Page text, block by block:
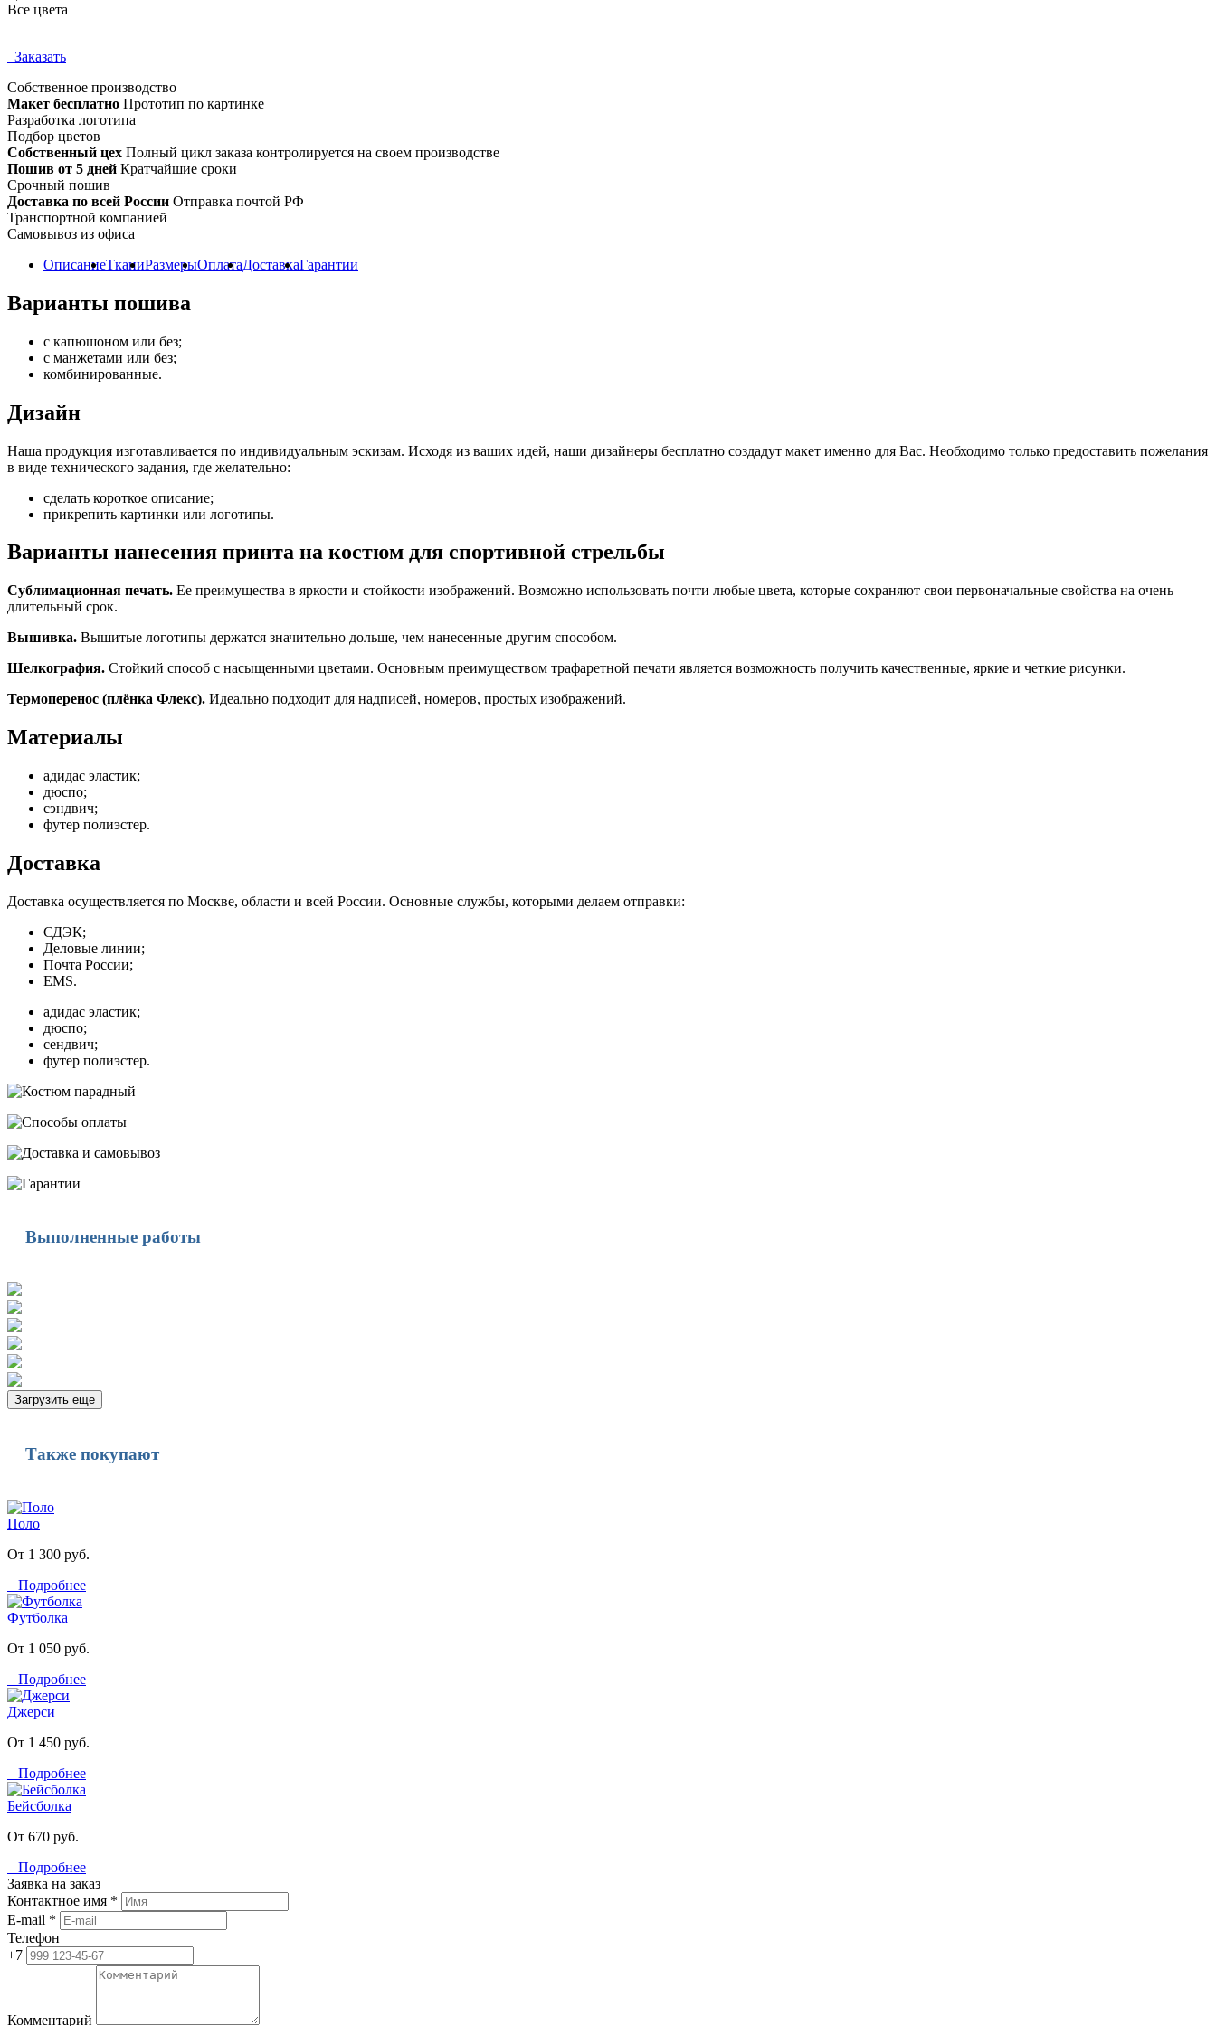
Все цвета
Заказать
Собственное производство
Макет бесплатно Прототип по картинке
Разработка логотипа
Подбор цветов
Собственный цех Полный цикл заказа контролируется на своем производстве
Пошив от 5 дней Кратчайшие сроки
Срочный пошив
Доставка по всей России Отправка почтой РФ
Транспортной компанией
Самовывоз из офиса
ОписаниеТканиРазмерыОплатаДоставкаГарантии
Варианты пошива
с капюшоном или без;
с манжетами или без;
комбинированные.
Дизайн
Наша продукция изготавливается по индивидуальным эскизам. Исходя из ваших идей, наши дизайнеры бесплатно создадут макет именно для Вас. Необходимо только предоставить пожелания
в виде технического задания, где желательно:
сделать короткое описание;
прикрепить картинки или логотипы.
Варианты нанесения принта на костюм для спортивной стрельбы
Сублимационная печать. Ее преимущества в яркости и стойкости изображений. Возможно использовать почти любые цвета, которые сохраняют свои первоначальные свойства на очень
длительный срок.
Вышивка. Вышитые логотипы держатся значительно дольше, чем нанесенные другим способом.
Шелкография. Стойкий способ с насыщенными цветами. Основным преимуществом трафаретной печати является возможность получить качественные, яркие и четкие рисунки.
Термоперенос (плёнка Флекс). Идеально подходит для надписей, номеров, простых изображений.
Материалы
адидас эластик;
дюспо;
сэндвич;
футер полиэстер.
Доставка
Доставка осуществляется по Москве, области и всей России. Основные службы, которыми делаем отправки:
СДЭК;
Деловые линии;
Почта России;
EMS.
адидас эластик;
дюспо;
сендвич;
футер полиэстер.
Выполненные работы
Загрузить еще
Также покупают
Поло
От 1 300 руб.
Подробнее
Футболка
От 1 050 руб.
Подробнее
Джерси
От 1 450 руб.
Подробнее
Бейсболка
От 670 руб.
Подробнее
Заявка на заказ
Контактное имя *
E-mail *
Телефон
+7
Комментарий